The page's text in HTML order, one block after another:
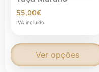
55,00€
IVA incluído
Ver opções